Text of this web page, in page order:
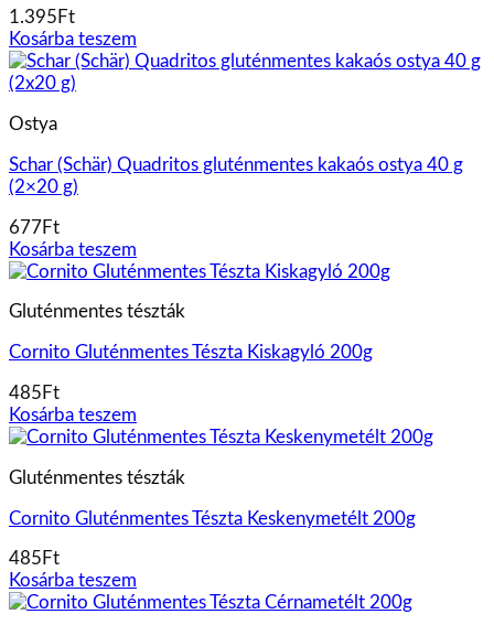
1.395 Ft
Kosárba teszem
Ostya
Schar (Schär) Quadritos gluténmentes kakaós ostya 40 g
(2×20 g)
677 Ft
Kosárba teszem
Gluténmentes tészták
Cornito Gluténmentes Tészta Kiskagyló 200g
485 Ft
Kosárba teszem
Gluténmentes tészták
Cornito Gluténmentes Tészta Keskenymetélt 200g
485 Ft
Kosárba teszem